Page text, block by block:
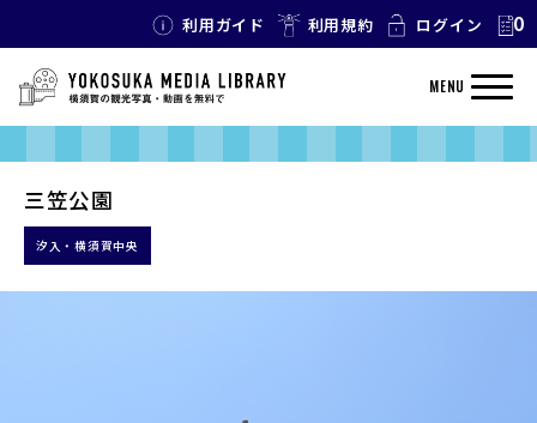
利用ガイド 利用規約 ログイン 0
MENU
三笠公園
汐入・横須賀中央